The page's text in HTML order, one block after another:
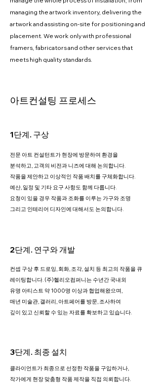
managing the artwork inventory, delivering the
artwork and assisting on-site for positioning and
placement. We work only with professional
framers, fabricators and other services that
meets high quality standards.
아트컨설팅 프로세스
1단계. 구상
전문 아트 컨설턴트가 현장에 방문하여 환경을
분석하고, 고객의 비전과 니즈에 대해 논의합니다.
작품을 제안하고 이상적인 작품 배치를 구체화합니다.
예산, 일정 및 기타 요구 사항도 함께 다룹니다.
요청이 있을 경우 작품과 조화를 이루는 가구와 조명
그리고 인테리어 디자인에 대해서도 논의합니다.
2단계. 연구와 개발
컨셉 구상 후 드로잉, 회화, 조각, 설치 등 최고의 작품을 큐
레이팅합니다. (주)헬리오컴퍼니는 수년간 국내외
유명 아티스트 약 1000명 이상과 협업해왔으며,
매년 미술관, 갤러리, 아트페어를 방문, 조사하여
깊이 있고 신뢰할 수 있는 자료를 확보하고 있습니다.
3단계. 최종 설치
클라이언트가 최종으로 선정한 작품을 구입하거나,
작가에게 현장 맞춤형 작품 제작을 직접 의뢰합니다.